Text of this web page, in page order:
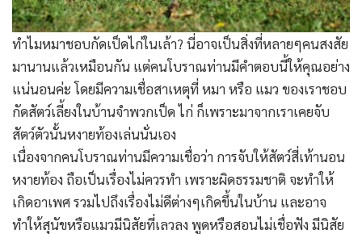
ทำไมหมาชอบกัดเป็ดไก่ในเล้า? นี่อาจเป็นสิ่งที่หลายๆคนสงสัย
มานานแล้วเหมือนกัน แต่คนโบราณท่านมีคำตอบนี้ให้คุณอย่าง
แน่นอนค่ะ โดยมีความเชื่อสาเหตุที่ หมา หรือ แมว ของเราชอบ
กัดสัตว์เลี้ยงในบ้านจำพวกเป็ด ไก่ ก็เพราะมาจากเราเคยจับ
สัตว์ตัวนั้นหงายท้องเล่นนั่นเอง
เนื่องจากคนโบราณท่านมีความเชื่อว่า การจับให้สัตว์สี่เท้านอน
หงายท้อง ถือเป็นเรื่องไม่ควรทำ เพราะผิดธรรมชาติ จะทำให้
เกิดอาเพศ รวมไปถึงเรื่องไม่ดีต่างๆเกิดขึ้นในบ้าน และอาจ
ทำให้สุนัขหรือแมวมีนิสัยที่เลวลง พูดหรือสอนไม่เชื่อฟัง มีนิสัย